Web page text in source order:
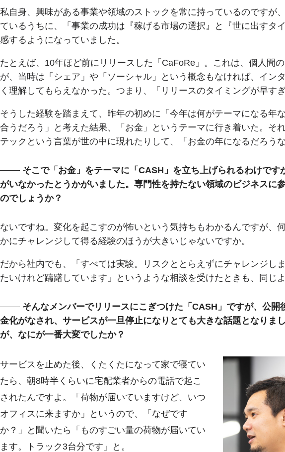
私自身、興味がある事業や領域のストックを常に持っているのですが
ているうちに、「事業の成功は『稼げる市場の選択』と『世に出すタ
感するようになっていました。
たとえば、10年ほど前にリリースした「CaFoRe」。これは、個人間
が、当時は「シェア」や「ソーシャル」という概念もなければ、イン
く理解してもらえなかった。つまり、「リリースのタイミングが早すぎ
そうした経験を踏まえて、昨年の初めに「今年は何がテーマになる年
合うだろう」と考えた結果、「お金」というテーマに行き着いた。そ
テックという言葉が世の中に現れたりして、「お金の年になるだろう
そこで「お金」をテーマに「CASH」を立ち上げられるわけで
がいなかったとうかがいました。専門性を持たない領域のビジネスに
のでしょうか？
ないですね。変化を起こすのが怖いという気持ちもわかるんですが、
かにチャレンジして得る経験のほうが大きいじゃないですか。
だから社内でも、「すべては実験。リスクととらえずにチャレンジし
たいけれど躊躇しています」というような相談を受けたときも、同じ
そんなメンバーでリリースにこぎつけた「CASH」ですが、公
金化がなされ、サービスが一旦停止になりとても大きな話題となりま
が、なにが一番大変でしたか？
サービスを止めた後、くたくたになって家で寝てい
たら、朝8時半くらいに宅配業者からの電話で起こ
されたんですよ。「荷物が届いていますけど、いつ
オフィスに来ますか」というので、「なぜです
か？」と聞いたら「ものすごい量の荷物が届いてい
ます。トラック3台分です」と。